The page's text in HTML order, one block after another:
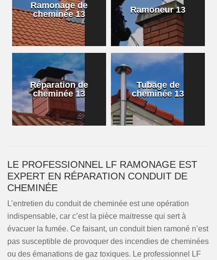
Ramonage de
cheminée 13
Ramoneur 13
Réparation de
cheminée 13
Tubage de
cheminée 13
LE PROFESSIONNEL LF RAMONAGE EST
EXPERT EN RÉPARATION CONDUIT DE
CHEMINÉE
L’entretien du conduit de cheminée est une opération
indispensable, car c’est la pièce maitresse qui sert à
évacuer la fumée. Ce faisant, un conduit bien ramoné n’est
pas susceptible de provoquer des incendies de cheminées
ou des émanations de gaz toxiques. Le professionnel LF